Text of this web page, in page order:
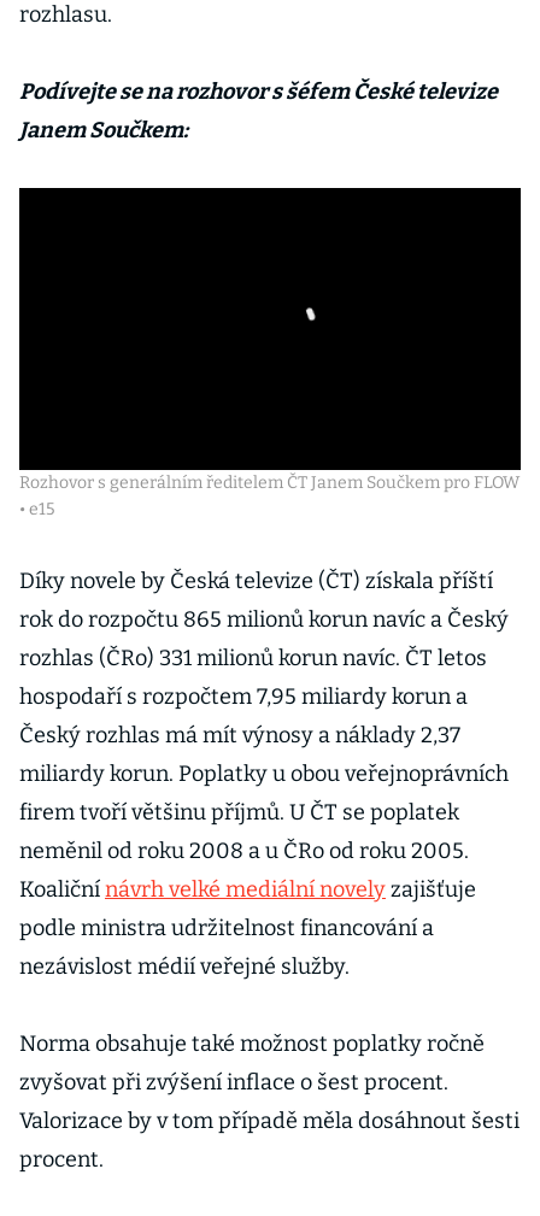
rozhlasu.
Podívejte se na rozhovor s šéfem České televize
Janem Součkem:
Rozhovor s generálním ředitelem ČT Janem Součkem pro FLOW
• e15
Díky novele by Česká televize (ČT) získala příští
rok do rozpočtu 865 milionů korun navíc a Český
rozhlas (ČRo) 331 milionů korun navíc. ČT letos
hospodaří s rozpočtem 7,95 miliardy korun a
Český rozhlas má mít výnosy a náklady 2,37
miliardy korun. Poplatky u obou veřejnoprávních
firem tvoří většinu příjmů. U ČT se poplatek
neměnil od roku 2008 a u ČRo od roku 2005.
Koaličnínávrh velké mediální novelyzajišťuje
podle ministra udržitelnost financování a
nezávislost médií veřejné služby.
Norma obsahuje také možnost poplatky ročně
zvyšovat při zvýšení inflace o šest procent.
Valorizace by v tom případě měla dosáhnout šesti
procent.